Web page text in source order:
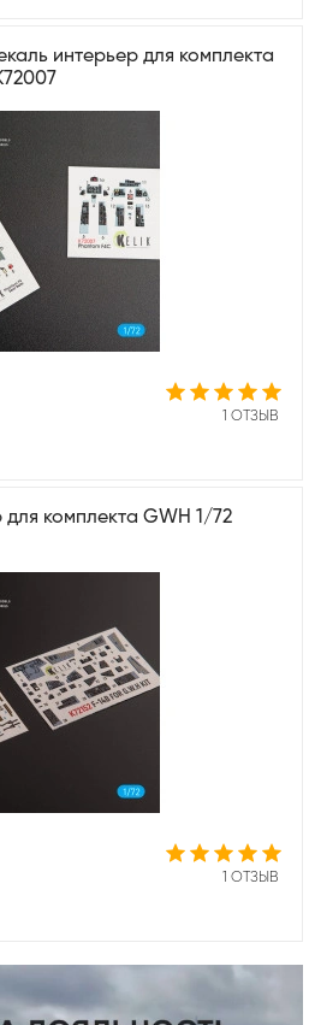
интерьер для комплекта
1 ОТЗЫВ
для комплекта GWH 1/72
1 ОТЗЫВ